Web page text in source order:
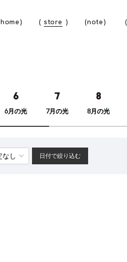
home store note
6月の光 7月の光 8月の光
日付で絞り込む